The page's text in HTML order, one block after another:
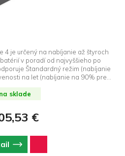
4 je určený na nabíjanie až štyroch
v poradí od najvyššieho po
Štandardný režim (nabíjanie
na let (nabíjanie na 90% pre
na sklade
€